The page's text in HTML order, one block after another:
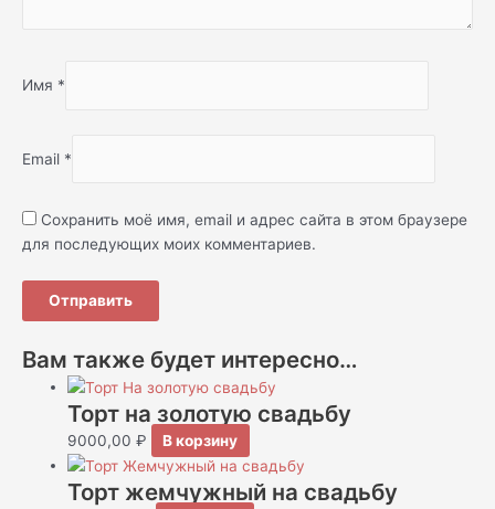
Имя *
Email *
Сохранить моё имя, email и адрес сайта в этом браузере
для последующих моих комментариев.
Вам также будет интересно…
Торт на золотую свадьбу
9000,00₽ В корзину
Торт жемчужный на свадьбу